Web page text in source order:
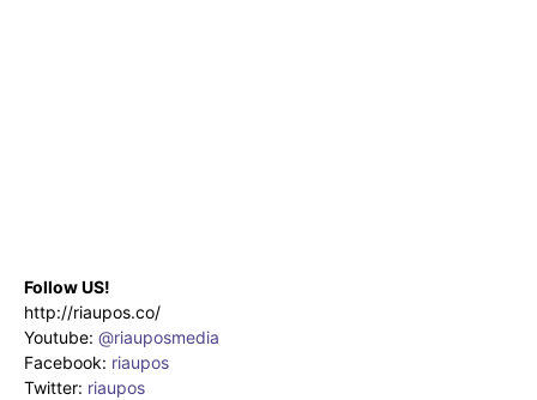
Follow US!
http://riaupos.co/
Youtube: @riauposmedia
Facebook: riaupos
Twitter: riaupos